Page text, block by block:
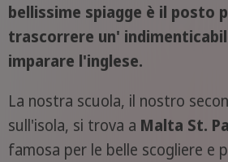
bellissime spiagge è il posto
trascorrere un'
imparare l'inglese.
La nostra scuola, il nostro
sull'isola, si trova a Malta St.
famosa per le belle scogliere e